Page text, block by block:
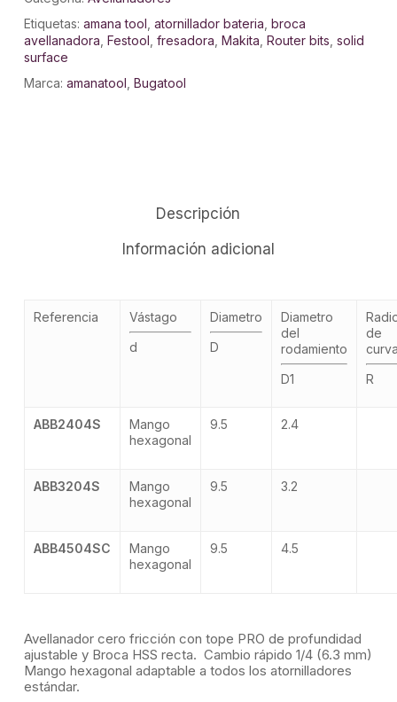
Etiquetas: amana tool atornillador bateria broca
avellanadora Festool fresadora Makita Router bits solid
surface
Marca: amanatool Bugatool
Descripción
Información adicional
Referencia
Vástago
d
Diametro
D
Diametro
del
rodamiento
D1
de
R
ABB2404S
Mango
hexagonal
9.5 2.4
ABB3204S
Mango
hexagonal
9.5 3.2
ABB4504SC
Mango
hexagonal
9.5 4.5
Avellanador cero fricción con tope PRO de profundidad
ajustable y Broca HSS recta. Cambio rápido 1/4 (6.3 mm)
Mango hexagonal adaptable a todos los atornilladores
estándar.